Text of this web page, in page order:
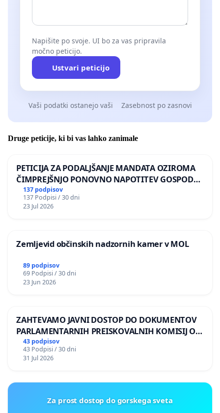
Napišite po svoje. UI bo za vas pripravila
močno peticijo.
Ustvari peticijo
Vaši podatki ostanejo vaši Zasebnost po zasnovi
Druge peticije, ki bi vas lahko zanimale
PETICIJA ZA PODALJŠANJE MANDATA OZIROMA
ČIMPREJŠNJO PONOVNO NAPOTITEV GOSPODA
BERNARDA ŠRAJNERJA NA VELEPOSLANIŠTVO
REPUBLIKE SLOVENIJE V MOSKVI
137 podpisov
137 Podpisi / 30 dni
23 Jul 2026
Zemljevid občinskih nadzornih kamer v MOL
89 podpisov
69 Podpisi / 30 dni
23 Jun 2026
ZAHTEVAMO JAVNI DOSTOP DO DOKUMENTOV
PARLAMENTARNIH PREISKOVALNIH KOMISIJ O
ILEGALNI TRGOVINI Z OROŽJEM
43 podpisov
43 Podpisi / 30 dni
31 Jul 2026
Za prost dostop do gorskega sveta